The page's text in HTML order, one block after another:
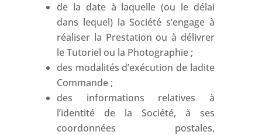
de la date à laquelle (ou le délai
dans lequel) la Société s’engage à
réaliser la Prestation ou à délivrer
le Tutoriel ou la Photographie ;
des modalités d’exécution de ladite
Commande ;
des informations relatives à
l’identité de la Société, à ses
coordonnées postales,